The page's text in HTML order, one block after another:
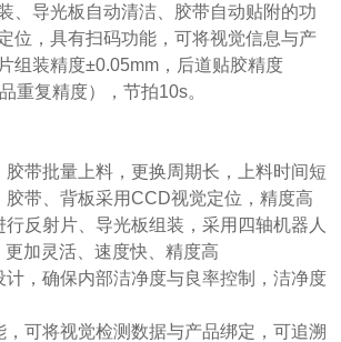
、导光板自动清洁、胶带自动贴附的功
位，具有扫码功能，可将视觉信息与产
组装精度±0.05mm，后道贴胶精度
重复精度），节拍10s。
胶带批量上料，更换周期长，上料时间短
胶带、背板采用CCD视觉定位，精度高
行反射片 导光板组装，采用四轴机器人
加灵活、速度快、精度高
计，确保内部洁净度与良率控制，洁净度
可将视觉检测数据与产品绑定，可追溯